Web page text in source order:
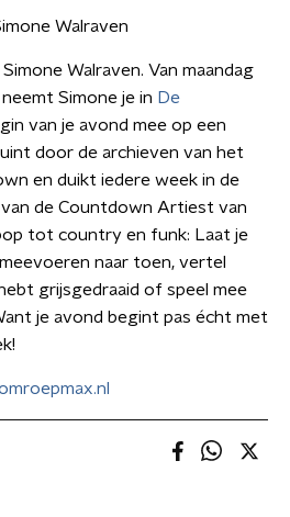
Walraven
Walraven. Van maandag
Simone je in De
van je avond mee op een
door de archieven van het
en duikt iedere week in de
de Countdown Artiest van
tot country en funk: Laat je
naar toen, vertel
grijsgedraaid of speel mee
je avond begint pas écht met